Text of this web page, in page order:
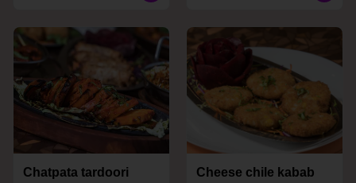
Chatpata tardoori
Cheese chile kabab